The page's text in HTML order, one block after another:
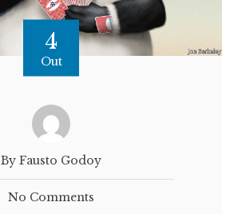
4
Out
By Fausto Godoy
No Comments